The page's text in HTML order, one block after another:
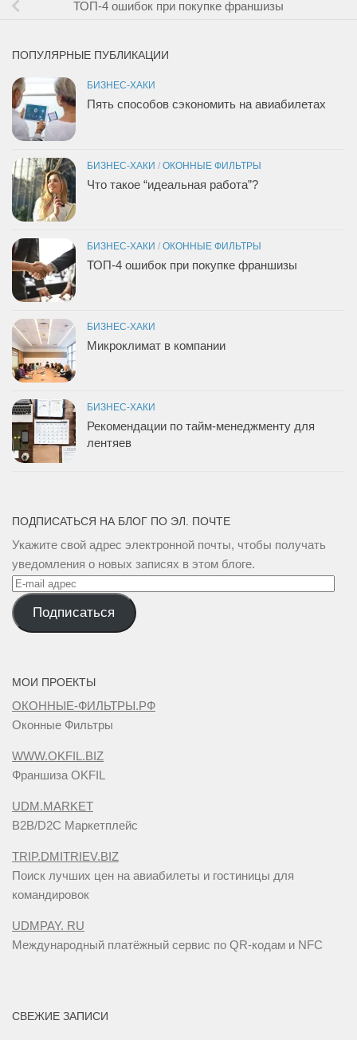
ТОП-4 ошибок при покупке франшизы
ПОПУЛЯРНЫЕ ПУБЛИКАЦИИ
БИЗНЕС-ХАКИ
Пять способов сэкономить на авиабилетах
БИЗНЕС-ХАКИ / ОКОННЫЕ ФИЛЬТРЫ
Что такое “идеальная работа”?
БИЗНЕС-ХАКИ / ОКОННЫЕ ФИЛЬТРЫ
ТОП-4 ошибок при покупке франшизы
БИЗНЕС-ХАКИ
Микроклимат в компании
БИЗНЕС-ХАКИ
Рекомендации по тайм-менеджменту для
лентяев
ПОДПИСАТЬСЯ НА БЛОГ ПО ЭЛ. ПОЧТЕ
Укажите свой адрес электронной почты, чтобы получать
уведомления о новых записях в этом блоге.
E-
mail
адрес
Подписаться
МОИ ПРОЕКТЫ
ОКОННЫЕ-ФИЛЬТРЫ.РФ
Оконные Фильтры
WWW.OKFIL.BIZ
Франшиза OKFIL
UDM.MARKET
B2B/D2C Маркетплейс
TRIP.DMITRIEV.BIZ
Поиск лучших цен на авиабилеты и гостиницы для
командировок
UDMPAY. RU
Международный платёжный сервис по QR-кодам и NFC
СВЕЖИЕ ЗАПИСИ